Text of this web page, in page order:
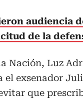
audiencia
de la
Nación, Luz
exsenador
que